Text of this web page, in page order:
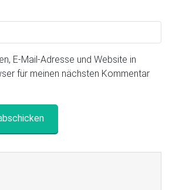
E-Mail-Adresse und Website in
für meinen nächsten Kommentar